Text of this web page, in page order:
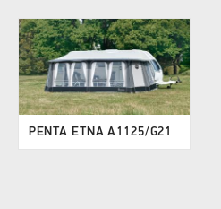
PENTA ETNA A1125/G21